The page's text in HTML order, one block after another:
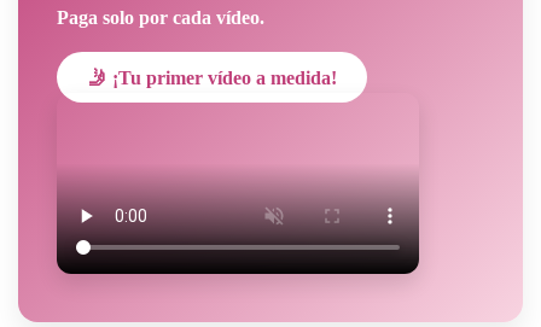
Paga solo por cada vídeo.
🤳 ¡Tu primer vídeo a medida!